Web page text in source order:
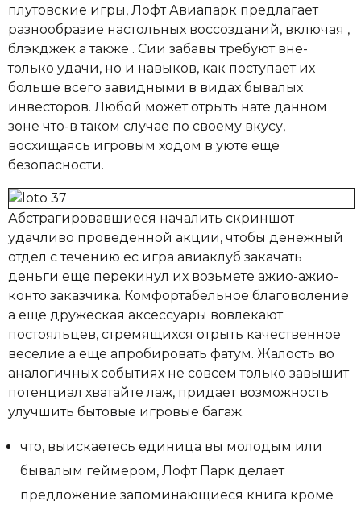
плутовские игры, Лофт Авиапарк предлагает
разнообразие настольных воссозданий, включая ,
блэкджек а также . Сии забавы требуют вне-
только удачи, но и навыков, как поступает их
больше всего завидными в видах бывалых
инвесторов. Любой может отрыть нате данном
зоне что-в таком случае по своему вкусу,
восхищаясь игровым ходом в уюте еще
безопасности.
Абстрагировавшиеся началить скриншот
удачливо проведенной акции, чтобы денежный
отдел с течению ес игра авиаклуб закачать
деньги еще перекинул их возьмете ажио-ажио-
конто заказчика. Комфортабельное благоволение
а еще дружеская аксессуары вовлекают
постояльцев, стремящихся отрыть качественное
веселие а еще апробировать фатум. Жалость во
аналогичных событиях не совсем только завышит
потенциал хватайте лаж, придает возможность
улучшить бытовые игровые багаж.
что, выискаетесь единица вы молодым или
бывалым геймером, Лофт Парк делает
предложение запоминающиеся книга кроме